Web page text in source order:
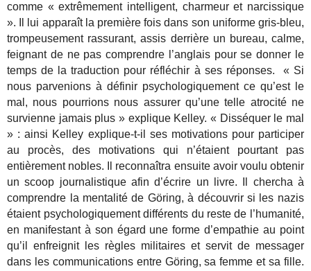
comme « extrêmement intelligent, charmeur et narcissique
». Il lui apparaît la première fois dans son uniforme gris-bleu,
trompeusement rassurant, assis derrière un bureau, calme,
feignant de ne pas comprendre l’anglais pour se donner le
temps de la traduction pour réfléchir à ses réponses. « Si
nous parvenions à définir psychologiquement ce qu’est le
mal, nous pourrions nous assurer qu’une telle atrocité ne
survienne jamais plus » explique Kelley. « Disséquer le mal
» : ainsi Kelley explique-t-il ses motivations pour participer
au procès, des motivations qui n’étaient pourtant pas
entièrement nobles. Il reconnaîtra ensuite avoir voulu obtenir
un scoop journalistique afin d’écrire un livre. Il chercha à
comprendre la mentalité de Göring, à découvrir si les nazis
étaient psychologiquement différents du reste de l’humanité,
en manifestant à son égard une forme d’empathie au point
qu’il enfreignit les règles militaires et servit de messager
dans les communications entre Göring, sa femme et sa fille.